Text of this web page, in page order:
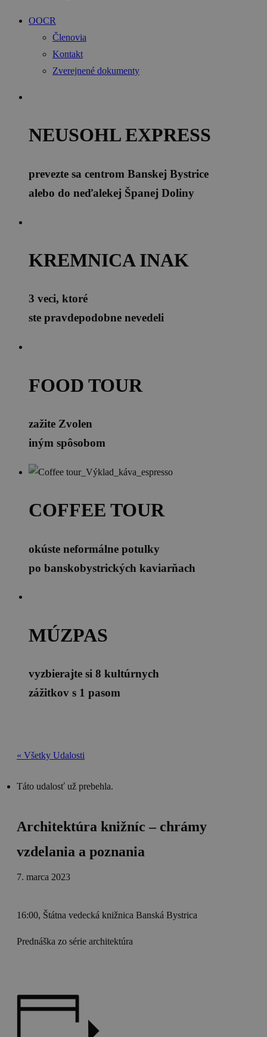
OOCR
Členovia
Kontakt
Zverejnené dokumenty
NEUSOHL EXPRESS
prevezte sa centrom Banskej Bystrice
alebo do neďalekej Španej Doliny
KREMNICA INAK
3 veci, ktoré
ste pravdepodobne nevedeli
FOOD TOUR
zažite Zvolen
iným spôsobom
COFFEE TOUR
okúste neformálne potulky
po banskobystrických kaviarňach
MÚZPAS
vyzbierajte si 8 kultúrnych
zážitkov s 1 pasom
« Všetky Udalosti
Táto udalosť už prebehla.
Architektúra knižníc – chrámy
vzdelania a poznania
7. marca 2023
16:00, Štátna vedecká knižnica Banská Bystrica
Prednáška zo série architektúra